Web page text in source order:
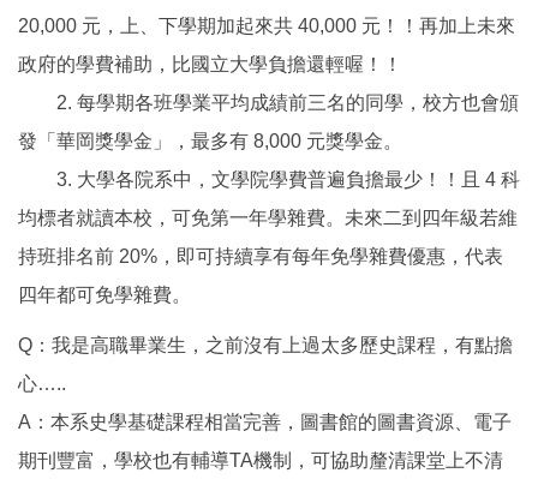
20,000 元，上、下學期加起來共 40,000 元！！再加上未來
政府的學費補助，比國立大學負擔還輕喔！！
2. 每學期各班學業平均成績前三名的同學，校方也會頒
發「華岡獎學金」，最多有 8,000 元獎學金。
3. 大學各院系中，文學院學費普遍負擔最少！！且 4 科
均標者就讀本校，可免第一年學雜費。未來二到四年級若維
持班排名前 20%，即可持續享有每年免學雜費優惠，代表
四年都可免學雜費。
Q：我是高職畢業生，之前沒有上過太多歷史課程，有點擔
心…..
A：本系史學基礎課程相當完善，圖書館的圖書資源、電子
期刊豐富，學校也有輔導TA機制，可協助釐清課堂上不清